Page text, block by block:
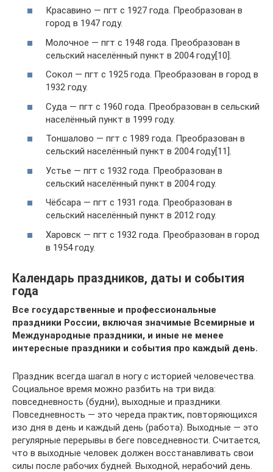
Красавино — пгт с 1927 года. Преобразован в
город в 1947 году.
Молочное — пгт с 1948 года. Преобразован в
сельский населённый пункт в 2004 году[10].
Сокол — пгт с 1925 года. Преобразован в город в
1932 году.
Суда — пгт с 1960 года. Преобразован в сельский
населённый пункт в 1999 году.
Тоншалово — пгт с 1989 года. Преобразован в
сельский населённый пункт в 2004 году[11].
Устье — пгт с 1932 года. Преобразован в
сельский населённый пункт в 2004 году.
Чёбсара — пгт с 1931 года. Преобразован в
сельский населённый пункт в 2012 году.
Харовск — пгт с 1932 года. Преобразован в город
в 1954 году.
Календарь праздников, даты и события
года
Все государственные и профессиональные
праздники России, включая значимые Всемирные и
Международные праздники, и иные не менее
интересные праздники и события про каждый день.
Праздник всегда шагал в ногу с историей человечества.
Социальное время можно разбить на три вида:
повседневность (будни), выходные и праздники.
Повседневность — это череда практик, повторяющихся
изо дня в день и каждый день (работа). Выходные — это
регулярные перерывы в беге повседневности. Считается,
что в выходные человек должен восстанавливать свои
силы после рабочих будней. Выходной, нерабочий день.